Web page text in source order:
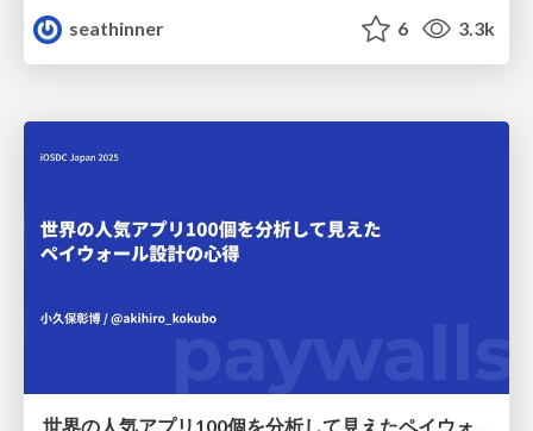
seathinner
6 3.3k